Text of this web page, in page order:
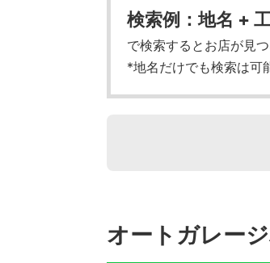
検索例：地名 +
で検索するとお店が見
*地名だけでも検索は可
オートガレー